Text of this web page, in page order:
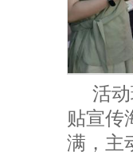
活
贴宣传
满，主